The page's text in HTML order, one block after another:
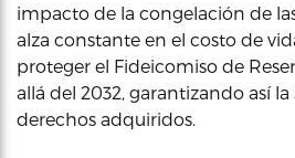
impacto de la congelación de
alza constante en el costo de
proteger el Fideicomiso de
allá del 2032, garantizando así
derechos adquiridos.